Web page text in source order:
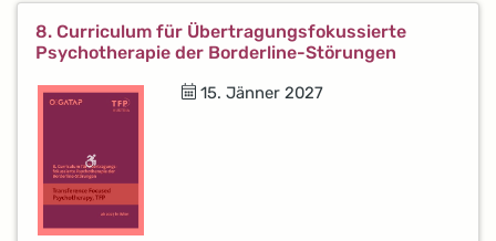
8. Curriculum für Übertragungsfokussierte
Psychotherapie der Borderline-Störungen
15. Jänner 2027